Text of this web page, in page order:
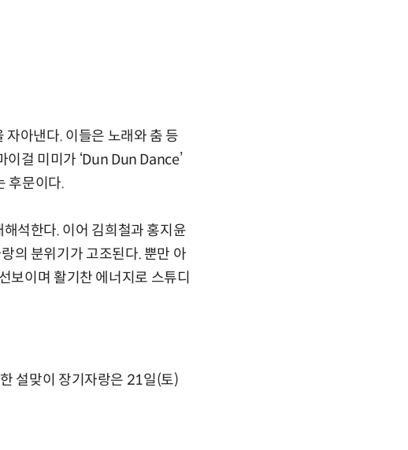
자아낸다. 이들은 노래와 춤 등
걸 미미가 ‘Dun Dun Dance’
후문이다.
석한다. 이어 김희철과 홍지윤
의 분위기가 고조된다. 뿐만 아
보이며 활기찬 에너지로 스튜디
설맞이 장기자랑은 21일(토)